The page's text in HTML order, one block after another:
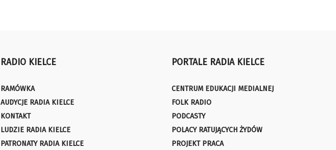
RADIO KIELCE
RAMÓWKA
AUDYCJE RADIA KIELCE
KONTAKT
LUDZIE RADIA KIELCE
PATRONATY RADIA KIELCE
PORTALE RADIA KIELCE
CENTRUM EDUKACJI MEDIALNEJ
FOLK RADIO
PODCASTY
POLACY RATUJĄCYCH ŻYDÓW
PROJEKT PRACA